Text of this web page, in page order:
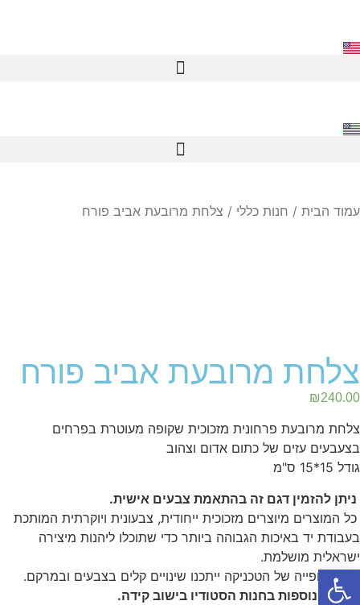
עמוד הבית / חנות כללי / צלחת מרובעת אביב פורח
צלחת מרובעת אביב פורח
₪240.00
צלחת מרובעת פרחונית מזכוכית שקופה מעוטרת בפרחים
בצעבעים עזים של כתום אדום וצהוב
גודל 15*15 ס"מ
ניתן להזמין דגם זה בהתאמת צבעים אישית.
כל המוצרים מיוצרים מזכוכית ייחודית, צבעונית ויוקרתית המותכת
בעבודת יד באיכות הגבוהה ביותר כדי שתוכלו ליהנות מיצירה
ישראלית מושלמת.
בשל אופייה של הטכניקה ייתכנו שינויים קלים בצבעים ובמרקם.
הנחות נוספות בחנות הסטודיו בישוב קידה.
פתח סרגל נגישות